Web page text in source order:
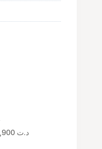
د.ت